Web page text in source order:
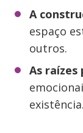
A
espaço
outros.
As raízes
existência.